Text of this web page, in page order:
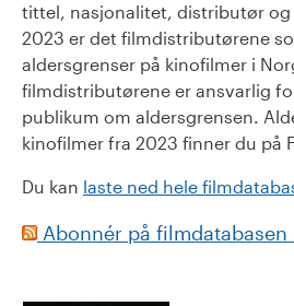
tittel, nasjonalitet, distributør og
2023 er det filmdistributørene
aldersgrenser på kinofilmer i
filmdistributørene er ansvarlig
publikum om aldersgrensen.
kinofilmer fra 2023 finner du på
Du kan laste ned hele
Abonnér på filmdatabasen